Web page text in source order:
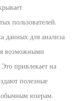
пользователей.
данных для анализа
возможными
привлекает на
полезные
юзерам.